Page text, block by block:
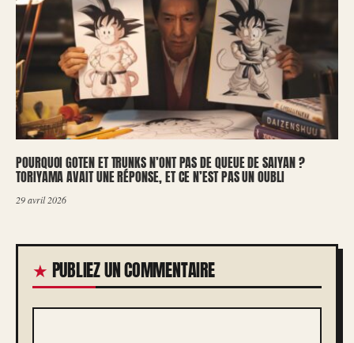
POURQUOI GOTEN ET TRUNKS N’ONT PAS DE QUEUE DE SAIYAN ?
TORIYAMA AVAIT UNE RÉPONSE, ET CE N’EST PAS UN OUBLI
29 avril 2026
PUBLIEZ UN COMMENTAIRE
COMMENTAIRE